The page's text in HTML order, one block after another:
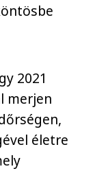
2021
merjen
életre